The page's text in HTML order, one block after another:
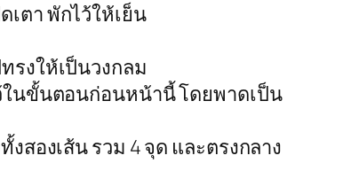
ตา พักไว้ให้เย็น
งให้เป็นวงกลม
นขั้นตอนก่อนหน้านี้ โดยพาดเป็น
สองเส้น รวม 4 จุด และตรงกลาง